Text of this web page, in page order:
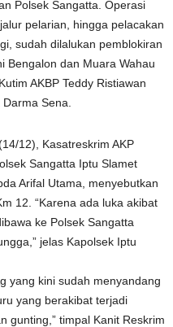
Polsek Sangatta. Operasi
pelarian, hingga pelacakan
sudah dilalukan pemblokiran
Bengalon dan Muara Wahau
AKBP Teddy Ristiawan
Sena.
12), Kasatreskrim AKP
Sangatta Iptu Slamet
Arifal Utama, menyebutkan
12. “Karena ada luka akibat
ke Polsek Sangatta
jelas Kapolsek Iptu
yang kini sudah menyandang
yang berakibat terjadi
gunting,” timpal Kanit Reskrim